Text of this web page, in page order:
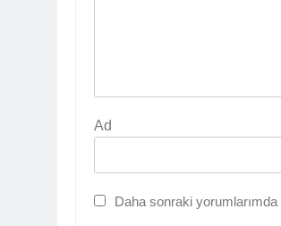
Ad
Daha sonraki